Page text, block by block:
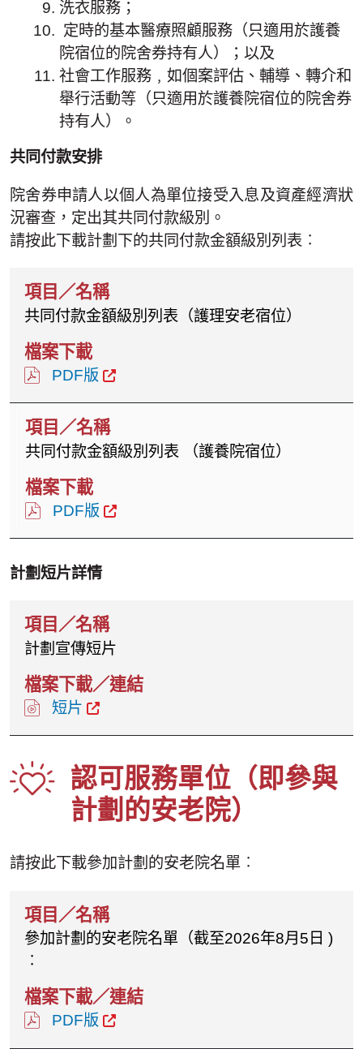
洗衣服務；
定時的基本醫療照顧服務（只適用於護養
院宿位的院舍券持有人）；以及
社會工作服務﹐如個案評估、輔導、轉介和
舉行活動等（只適用於護養院宿位的院舍券
持有人）。
共同付款安排
院舍券申請人以個人為單位接受入息及資產經濟狀
況審查，定出其共同付款級別。
請按此下載計劃下的共同付款金額級別列表︰
共同付款金額級別列表（護理安老宿位）
PDF版
共同付款金額級別列表 （護養院宿位）
PDF版
計劃短片詳情
計劃宣傳短片
短片
認可服務單位（即參與
計劃的安老院）
請按此下載參加計劃的安老院名單︰
參加計劃的安老院名單（截至2026年8月5日 )
︰
PDF版